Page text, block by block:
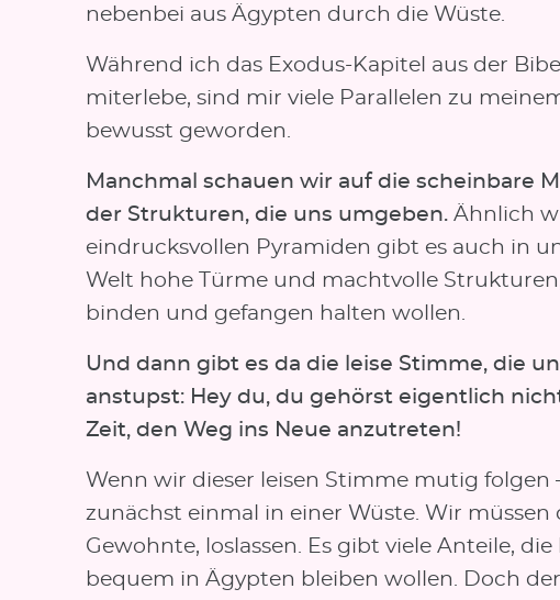
nebenbei aus Ägypten durch die Wüste.
Während ich das Exodus-Kapitel aus der
miterlebe, sind mir viele Parallelen zu
bewusst geworden.
Manchmal schauen wir auf die scheinbare
der Strukturen, die uns umgeben.Ähnlich
eindrucksvollen Pyramiden gibt es auch in
Welt hohe Türme und machtvolle
binden und gefangen halten wollen.
Und dann gibt es da die leise Stimme, die
anstupst: Hey du, du gehörst eigentlich
Zeit, den Weg ins Neue anzutreten!
Wenn wir dieser leisen Stimme mutig folgen
zunächst einmal in einer Wüste. Wir müssen
Gewohnte, loslassen. Es gibt viele Anteile, die
bequem in Ägypten bleiben wollen. Doch